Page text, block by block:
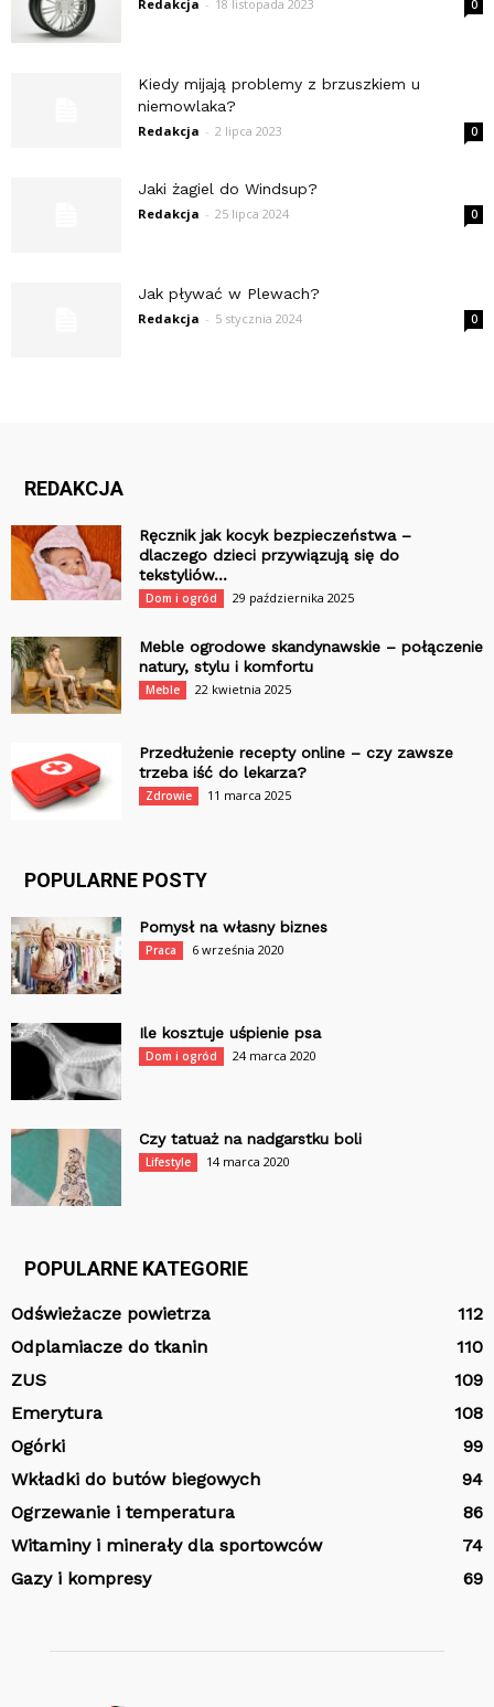
Redakcja - 18 listopada 2023 0
Kiedy mijają problemy z brzuszkiem u
niemowlaka?
Redakcja - 2 lipca 2023 0
Jaki żagiel do Windsup?
Redakcja - 25 lipca 2024 0
Jak pływać w Plewach?
Redakcja - 5 stycznia 2024 0
REDAKCJA
Ręcznik jak kocyk bezpieczeństwa –
dlaczego dzieci przywiązują się do
tekstyliów...
Dom i ogród 29 października 2025
Meble ogrodowe skandynawskie – połączenie
natury, stylu i komfortu
Meble 22 kwietnia 2025
Przedłużenie recepty online – czy zawsze
trzeba iść do lekarza?
Zdrowie 11 marca 2025
POPULARNE POSTY
Pomysł na własny biznes
Praca 6 września 2020
Ile kosztuje uśpienie psa
Dom i ogród 24 marca 2020
Czy tatuaż na nadgarstku boli
Lifestyle 14 marca 2020
POPULARNE KATEGORIE
Odświeżacze powietrza
112
Odplamiacze do tkanin
110
ZUS
109
Emerytura
108
Ogórki
99
Wkładki do butów biegowych
94
Ogrzewanie i temperatura
86
Witaminy i minerały dla sportowców
74
Gazy i kompresy
69